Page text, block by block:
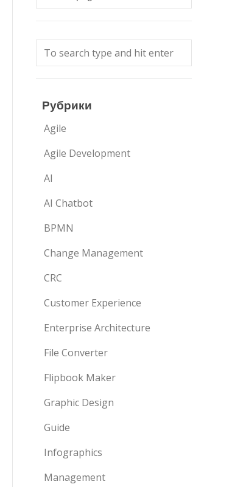
Рубрики
Agile
Agile Development
AI
AI Chatbot
BPMN
Change Management
CRC
Customer Experience
Enterprise Architecture
File Converter
Flipbook Maker
Graphic Design
Guide
Infographics
Management